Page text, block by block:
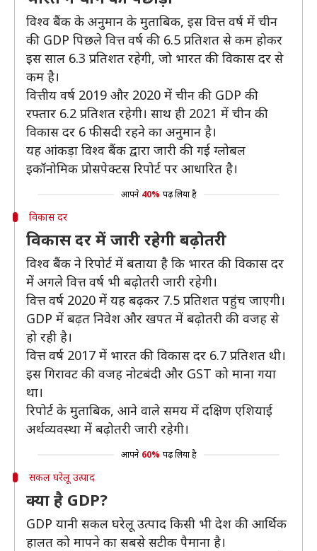
विश्व बैंक के अनुमान के मुताबिक, इस वित्त वर्ष में चीन
की GDP पिछले वित्त वर्ष की 6.5 प्रतिशत से कम होकर
इस साल 6.3 प्रतिशत रहेगी, जो भारत की विकास दर से
कम है।
वित्तीय वर्ष 2019 और 2020 में चीन की GDP की
रफ्तार 6.2 प्रतिशत रहेगी। साथ ही 2021 में चीन की
विकास दर 6 फीसदी रहने का अनुमान है।
यह आंकड़ा विश्व बैंक द्वारा जारी की गई ग्लोबल
इकॉनोमिक प्रोसपेक्टस रिपोर्ट पर आधारित है।
आपने 40% पढ़ लिया है
विकास दर
विकास दर में जारी रहेगी बढ़ोतरी
विश्व बैंक ने रिपोर्ट में बताया है कि भारत की विकास दर
में अगले वित्त वर्ष भी बढ़ोतरी जारी रहेगी।
वित्त वर्ष 2020 में यह बढ़कर 7.5 प्रतिशत पहुंच जाएगी।
GDP में बढ़त निवेश और खपत में बढ़ोतरी की वजह से
हो रही है।
वित्त वर्ष 2017 में भारत की विकास दर 6.7 प्रतिशत थी।
इस गिरावट की वजह नोटबंदी और GST को माना गया
था।
रिपोर्ट के मुताबिक, आने वाले समय में दक्षिण एशियाई
अर्थव्यवस्था में बढ़ोतरी जारी रहेगी।
आपने 60% पढ़ लिया है
सकल घरेलू उत्पाद
क्या है GDP?
GDP यानी सकल घरेलू उत्पाद किसी भी देश की आर्थिक
हालत को मापने का सबसे सटीक पैमाना है।